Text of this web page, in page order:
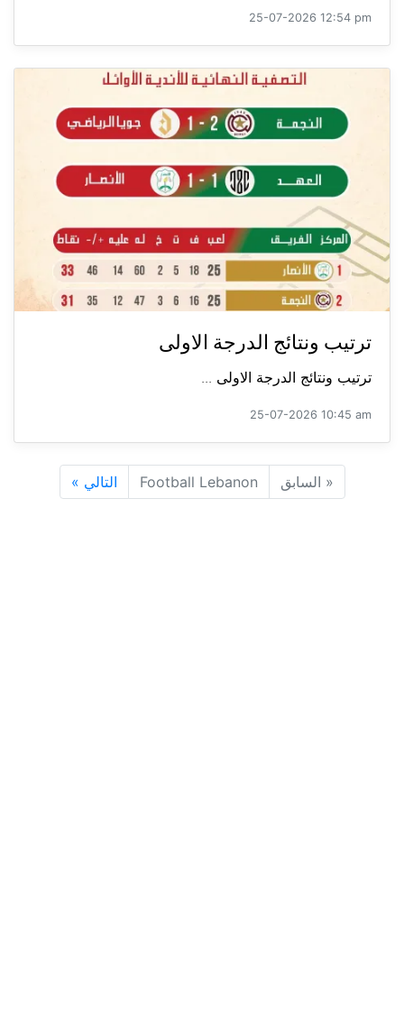
25-07-2026 12:54 pm
ترتيب ونتائج الدرجة الاولى
ترتيب ونتائج الدرجة الاولى ...
25-07-2026 10:45 am
« السابق Football Lebanon التالي »